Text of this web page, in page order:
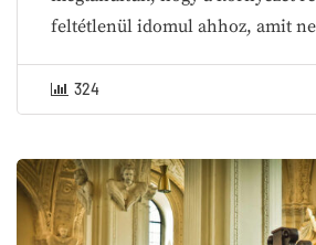
feltétlenül idomul ahhoz, amit
324